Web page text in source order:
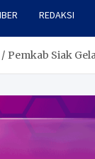
REDAKSI
Pemkab Siak